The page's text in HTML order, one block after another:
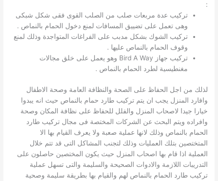
:
تركيب عدة مربعات صلب من الصلب القوى فقى شكل شبكى
وهى تعمل على تضييق المسافات لمنع دخول الحمام بالنماص .
تركيب الشوك بشكل مدبب على الفراغات المتواجدة وذلك لمنع
وقوف الحمام بالنماص عليها .
تركيب جهاز Bird A Way وهو يعمل على خلق مجالات
مغنطيسية لطرد الحمام بالنماص .
لذلك من اجل الحفاظ على الصحة والنظافة العامة وصحة الاطفال
وافارد المنزل يجب ان يتم تركيب طارد حمام بالنماص حيث انه يبدوا
خيارا جيدا لاصحاب المنزل والفلل للحفاظ على نظافة المكان وصحة
وافراده ويتم البحث عن الشركات المختصة فى مجال تركيب طارد
الحمام بالنماص وذلك لانها عملية صعبة ولا يعرف القيام بها الا
المتختصين بتلك العمليات وذلك لتجنب المشاكل التى قد تتم خلال
العملية اذا قام بها اصحاب المنزل حيث يكون المختصين حاصلون على
التدريبات اللازمة والادوات الصحيحة والسليمة والتى تسهل عملية
تركيب طارد الحمام بالنماص لهم والقيام بها بطريقة سليمة وصحية